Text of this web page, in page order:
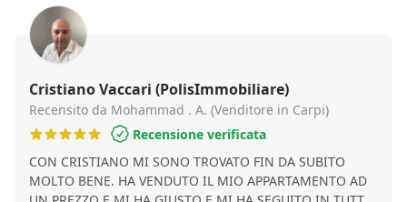
qualche visita mi ha venduto l'appartamento al prezzo
giusto. Tra l'altro ha seguito tutte le fasi della vendita e
del mutuo degli acquirenti fino al rogito sempre in modo
professionale. Mi sono travata davvero molto bene con
Cristiano perciò lo consiglio molto volentieri a chi ha
necessità di vendere casa. Grazie di tutto. Rosa.
Cristiano Vaccari (PolisImmobiliare)
Recensito da Mohammad . A. (Venditore in Carpi)
Recensione verificata
CON CRISTIANO MI SONO TROVATO FIN DA SUBITO
MOLTO BENE. HA VENDUTO IL MIO APPARTAMENTO AD